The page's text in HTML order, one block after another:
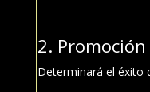
2. Promoción
Determinará el éxito